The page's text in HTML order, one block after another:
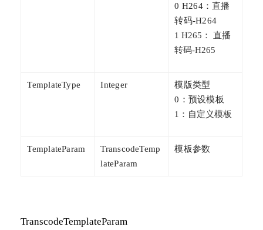
0 H264：直播
转码-H264
1 H265： 直播
转码-H265
TemplateType Integer
模版类型
0：预设模板
1：自定义模板
TemplateParam
TranscodeTemp
lateParam
模板参数
TranscodeTemplateParam